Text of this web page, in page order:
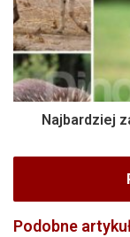
Najbardziej
Podobne